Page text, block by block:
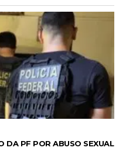
DA PF POR ABUSO SEXUAL